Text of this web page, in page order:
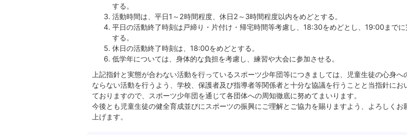
する。
活動時間は、平日1～2時間程度、休日2～3時間程度以内をめどとする。
平日の活動終了時刻は戸締り・片付け・帰宅時間等考慮し、18:30をめどとし、19:00までに
する。
休日の活動終了時刻は、18:00をめどとする。
低学年については、身体的な負担を考慮し、練習や大会に参加させる。
上記指針と実態が合わない活動を行っているスポーツ少年団等につきましては、児童生徒の心身へ
ならない活動を行うよう、学校、保護者及び指導者等関係者と十分な協議を行うことと当指針にお
ておりますので、スポーツ少年団を通じて各団体への周知徹底に努めてまいります。
今後とも児童生徒の健全育成並びにスポーツの振興にご理解とご協力を賜りますよう、よろしくお
上げます。